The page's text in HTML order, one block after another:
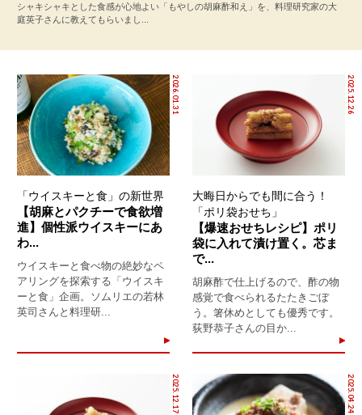
シャキシャキとした食感が心地よい「もやしの胡麻酢和え」を、料理研究家の大
庭英子さんに教えてもらいまし...
2026.01.31
「ウイスキーと食」の新世界
【胡麻とパクチーで食欲増
進】個性派ウイスキーにあ
わ...
ウイスキーと食べ物の絶妙なペ
アリングを探索する「ウイスキ
ーと食」企画。ソムリエの若林
英司さんと料理研...
2025.12.26
大晦日からでも間に合う！
「ポリ袋おせち」
【爆速おせちレシピ】ポリ
袋に入れて漬け置く。芯ま
で...
胡麻酢で仕上げるので、酢の物
感覚で食べられるたたきごぼ
う。箸休めとしても優秀です。
荻野恭子さんの目か...
2025.12.17 2025.04.24